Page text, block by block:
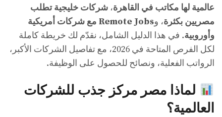
عالمية لها مكاتب في القاهرة، شركات خليجية تطلب
مصريين بكثرة، و
Remote Jobs مع شركات أمريكية
وأوروبية. في هذا الدليل الشامل، نقدّم لك خريطة كاملة
لكل الفرص المتاحة في 2026، مع تفاصيل الشركات الأكبر،
الرواتب الفعلية، ونصائح للحصول على الوظيفة.
لماذا مصر مركز جذب للشركات
العالمية؟